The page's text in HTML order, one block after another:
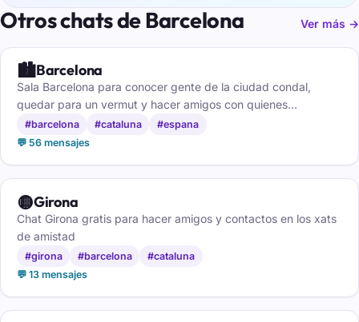
Otros chats de Barcelona Ver más →
🏙️Barcelona
Sala Barcelona para conocer gente de la ciudad condal,
quedar para un vermut y hacer amigos con quienes
comparten tu barrio.
#barcelona #cataluna
#espana
💬 56 mensajes
🟡Girona
Chat Girona gratis para hacer amigos y contactos en los xats
de amistad
#girona #barcelona
#cataluna
💬 13 mensajes